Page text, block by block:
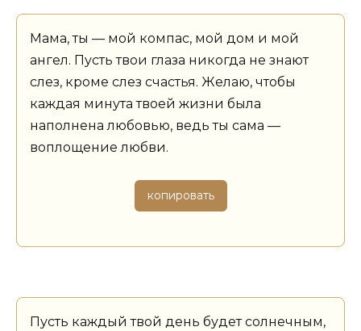
Мама, ты — мой компас, мой дом и мой
ангел. Пусть твои глаза никогда не знают
слез, кроме слез счастья. Желаю, чтобы
каждая минута твоей жизни была
наполнена любовью, ведь ты сама —
воплощение любви.
копировать
Пусть каждый твой день будет солнечным,